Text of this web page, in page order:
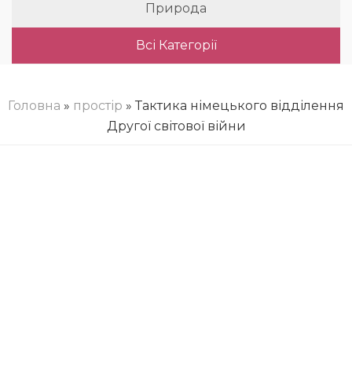
Природа
Всі Категорії
Головна » простір » Тактика німецького відділення
Другої світової війни